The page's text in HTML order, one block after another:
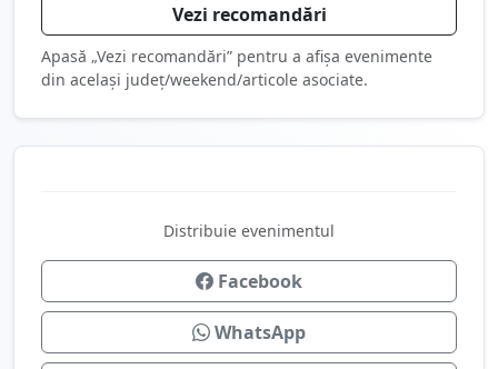
Vezi recomandări
Apasă „Vezi recomandări” pentru a afișa evenimente
din același județ/weekend/articole asociate.
Distribuie evenimentul
Facebook
WhatsApp